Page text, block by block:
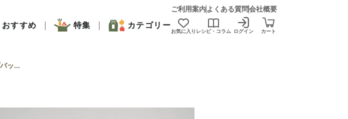
ご利用案内 よくある質問会社概要
すすめ 特集 カテゴリー
お気に入り レシピ・コラム ログイン カート
ッ...